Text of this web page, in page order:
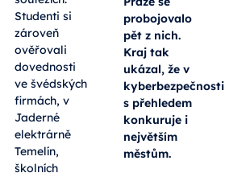
Studenti si
zároveň
ověřovali
dovednosti
ve švédských
firmách, v
Jaderné
elektrárně
Temelín,
školních
probojovalo
pět z nich.
Kraj tak
ukázal, že v
kyberbezpečnosti
s přehledem
konkuruje i
největším
městům.